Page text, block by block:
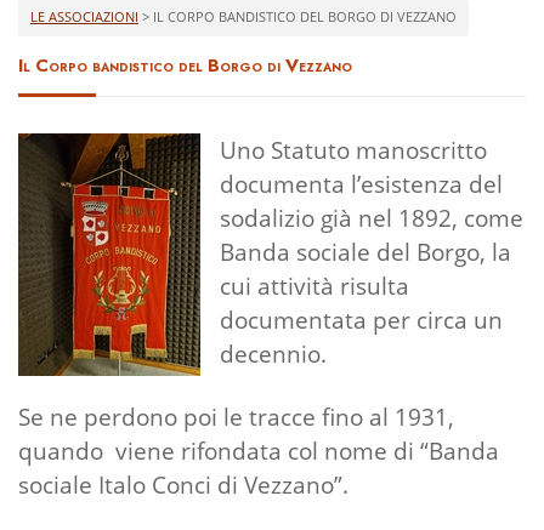
LE ASSOCIAZIONI > IL CORPO BANDISTICO DEL BORGO DI VEZZANO
Il Corpo bandistico del Borgo di Vezzano
Uno Statuto manoscritto
documenta l’esistenza del
sodalizio già nel 1892, come
Banda sociale del Borgo, la
cui attività risulta
documentata per circa un
decennio.
Se ne perdono poi le tracce fino al 1931,
quando viene rifondata col nome di “Banda
sociale Italo Conci di Vezzano”.